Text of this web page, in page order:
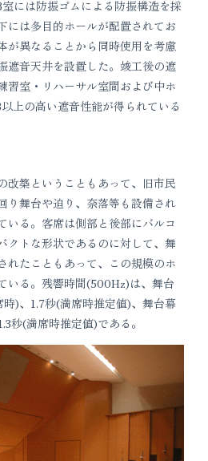
には防振ゴムによる防振構造を採
には多目的ホールが配置されてお
が異なることから同時使用を考慮
遮音天井を設置した。竣工後の遮
習室・リハーサル室間および中ホ
上の高い遮音性能が得られている
改築ということもあって、旧市民
り舞台や迫り、奈落等も設備され
いる。客席は側部と後部にバルコ
クトな形状であるのに対して、舞
れたこともあって、この規模のホ
いる。残響時間(500Hz)は、舞台
)、1.7秒(満席時推定値)、舞台幕
秒(満席時推定値)である。